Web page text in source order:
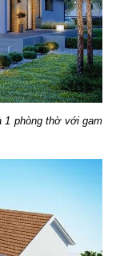
1 phòng thờ với gam